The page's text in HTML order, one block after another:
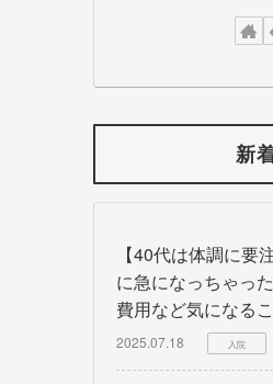
新
【40代は体調に要
に急になっちゃっ
費用など気になる
2025.07.18 入院